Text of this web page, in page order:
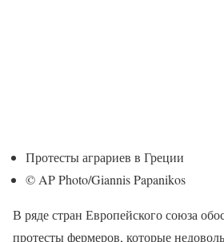
Протесты аграриев в Греции
© AP Photo/Giannis Papanikos
В ряде стран Европейского союза
протесты фермеров, которые